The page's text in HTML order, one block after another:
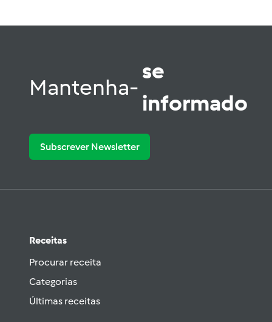
Mantenha-
se
informado
Subscrever Newsletter
Receitas
Procurar receita
Categorias
Últimas receitas